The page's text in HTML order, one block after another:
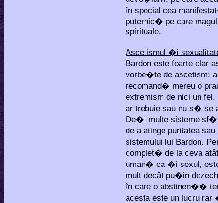
în special cea
puternic� pe care
spirituale.
Ascetismul �i
Bardon este foarte clar
vorbe�te de ascetism:
recomand� mereu o
extremism de nici un
ar trebuie sau nu s�
De�i multe sisteme
de a atinge puritatea
sistemului lui Bardon.
complet� de la ceva
uman� ca �i sexul,
mult decât pu�in
în care o abstinen��
acesta este un lucru rar